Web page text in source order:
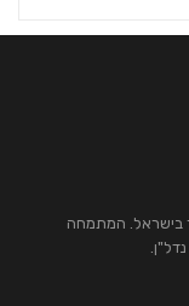
בישראל. המתמחה